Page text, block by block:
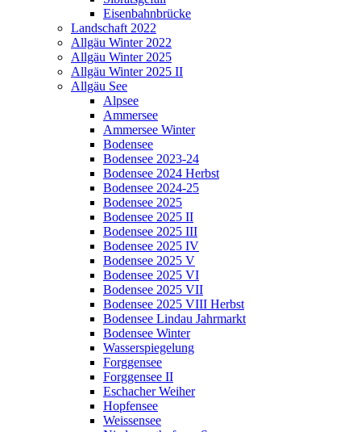
Eisenbahnbrücke
Landschaft 2022
Allgäu Winter 2022
Allgäu Winter 2025
Allgäu Winter 2025 II
Allgäu See
Alpsee
Ammersee
Ammersee Winter
Bodensee
Bodensee 2023-24
Bodensee 2024 Herbst
Bodensee 2024-25
Bodensee 2025
Bodensee 2025 II
Bodensee 2025 III
Bodensee 2025 IV
Bodensee 2025 V
Bodensee 2025 VI
Bodensee 2025 VII
Bodensee 2025 VIII Herbst
Bodensee Lindau Jahrmarkt
Bodensee Winter
Wasserspiegelung
Forggensee
Forggensee II
Eschacher Weiher
Hopfensee
Weissensee